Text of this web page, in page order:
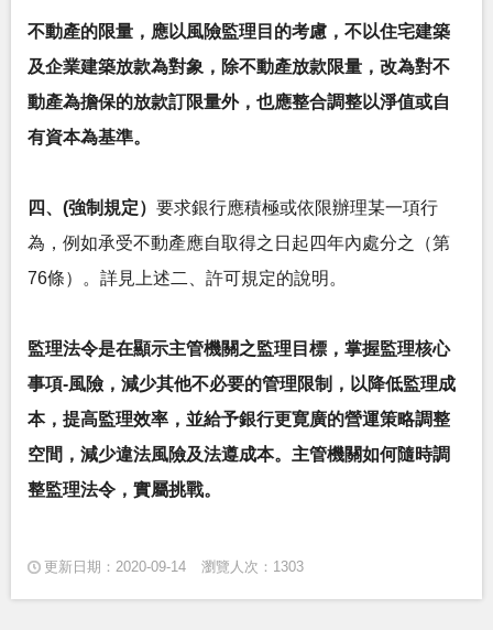
不動產的限量，應以風險監理目的考慮，不以住宅建築
及企業建築放款為對象，除不動產放款限量，改為對不
動產為擔保的放款訂限量外，也應整合調整以淨值或自
有資本為基準。
四、(強制規定） 要求銀行應積極或依限辦理某一項行
為，例如承受不動產應自取得之日起四年內處分之（第
76條）。詳見上述二、許可規定的說明。
監理法令是在顯示主管機關之監理目標，掌握監理核心
事項-風險，減少其他不必要的管理限制，以降低監理成
本，提高監理效率，並給予銀行更寛廣的營運策略調整
空間，減少違法風險及法遵成本。主管機關如何隨時調
整監理法令，實屬挑戰。
更新日期：2020-09-14 瀏覽人次：1303